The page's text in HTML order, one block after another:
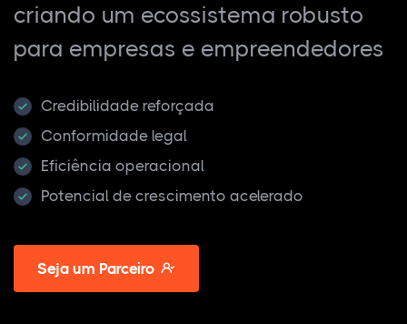
criando um ecossistema robusto
para empresas e empreendedores
Credibilidade reforçada
Conformidade legal
Eficiência operacional
Potencial de crescimento acelerado
Seja um Parceiro